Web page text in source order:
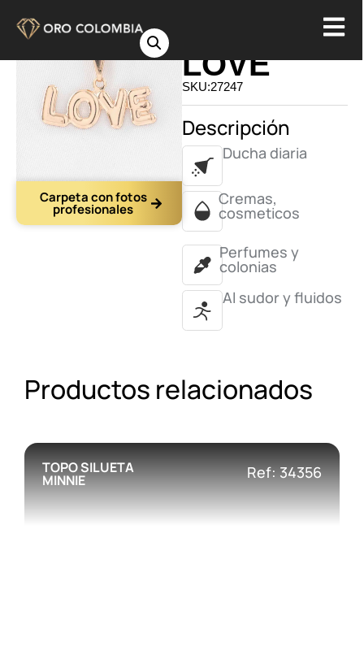
Carpeta con fotos
profesionales
LOVE
SKU:27247
Descripción
Ducha diaria
Cremas,
cosmeticos
Perfumes y
colonias
Al sudor y fluidos
Productos relacionados
TOPO SILUETA
MINNIE Ref: 34356